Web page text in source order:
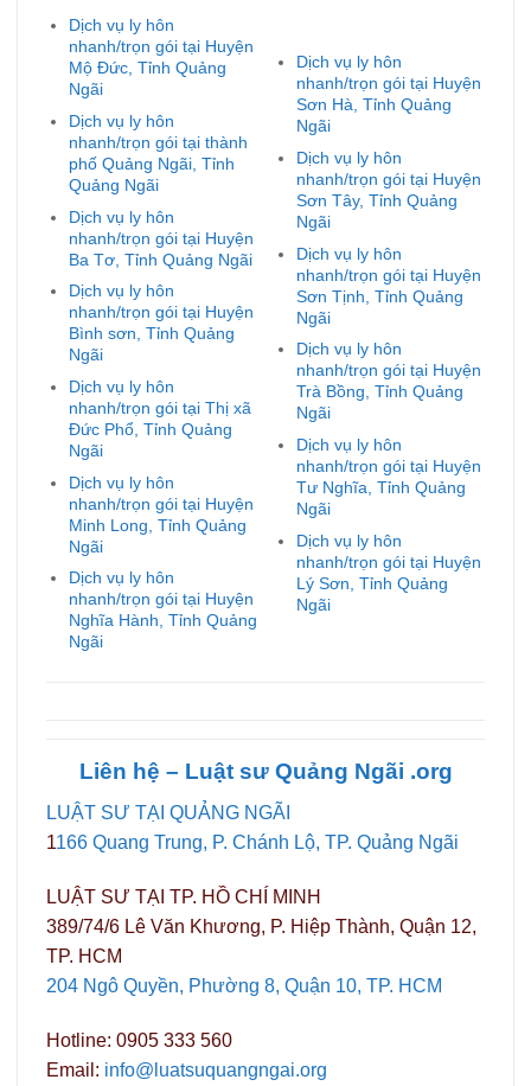
Dịch vụ ly hôn
nhanh/trọn gói tại Huyện
Mộ Đức, Tỉnh Quảng
Ngãi
Dịch vụ ly hôn
nhanh/trọn gói tại thành
phố Quảng Ngãi, Tỉnh
Quảng Ngãi
Dịch vụ ly hôn
nhanh/trọn gói tại Huyện
Ba Tơ, Tỉnh Quảng Ngãi
Dịch vụ ly hôn
nhanh/trọn gói tại Huyện
Bình sơn, Tỉnh Quảng
Ngãi
Dịch vụ ly hôn
nhanh/trọn gói tại Thị xã
Đức Phổ, Tỉnh Quảng
Ngãi
Dịch vụ ly hôn
nhanh/trọn gói tại Huyện
Minh Long, Tỉnh Quảng
Ngãi
Dịch vụ ly hôn
nhanh/trọn gói tại Huyện
Nghĩa Hành, Tỉnh Quảng
Ngãi
Dịch vụ ly hôn
nhanh/trọn gói tại Huyện
Sơn Hà, Tỉnh Quảng
Ngãi
Dịch vụ ly hôn
nhanh/trọn gói tại Huyện
Sơn Tây, Tỉnh Quảng
Ngãi
Dịch vụ ly hôn
nhanh/trọn gói tại Huyện
Sơn Tịnh, Tỉnh Quảng
Ngãi
Dịch vụ ly hôn
nhanh/trọn gói tại Huyện
Trà Bồng, Tỉnh Quảng
Ngãi
Dịch vụ ly hôn
nhanh/trọn gói tại Huyện
Tư Nghĩa, Tỉnh Quảng
Ngãi
Dịch vụ ly hôn
nhanh/trọn gói tại Huyện
Lý Sơn, Tỉnh Quảng
Ngãi
Liên hệ – Luật sư Quảng Ngãi .org
LUẬT SƯ TẠI QUẢNG NGÃI
1166 Quang Trung, P. Chánh Lộ, TP. Quảng Ngãi
LUẬT SƯ TẠI TP. HỒ CHÍ MINH
389/74/6 Lê Văn Khương, P. Hiệp Thành, Quận 12,
TP. HCM
204 Ngô Quyền, Phường 8, Quận 10, TP. HCM
Hotline: 0905 333 560
Email: info@luatsuquangngai.org